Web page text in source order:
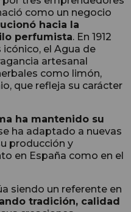
como un negocio
hacia la
perfumista. En 1912
el Agua de
artesanal
como limón,
que refleja su carácter
ha mantenido su
ha adaptado a nuevas
producción y
en España como en el
siendo un referente en
tradición, calidad